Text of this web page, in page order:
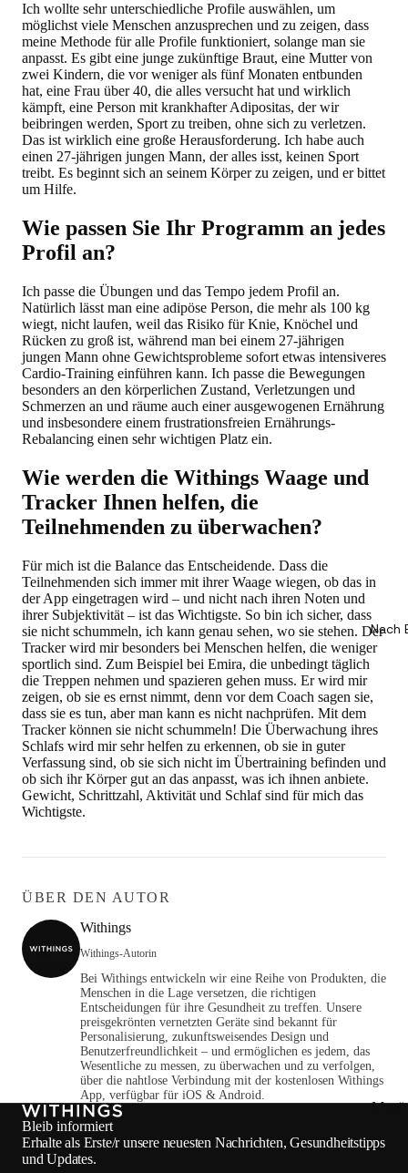
Nach
Menü
Ich wollte sehr unterschiedliche Profile auswählen, um
möglichst viele Menschen anzusprechen und zu zeigen, dass
meine Methode für alle Profile funktioniert, solange man sie
anpasst. Es gibt eine junge zukünftige Braut, eine Mutter von
zwei Kindern, die vor weniger als fünf Monaten entbunden
hat, eine Frau über 40, die alles versucht hat und wirklich
kämpft, eine Person mit krankhafter Adipositas, der wir
beibringen werden, Sport zu treiben, ohne sich zu verletzen.
Das ist wirklich eine große Herausforderung. Ich habe auch
einen 27-jährigen jungen Mann, der alles isst, keinen Sport
treibt. Es beginnt sich an seinem Körper zu zeigen, und er bittet
um Hilfe.
Wie passen Sie Ihr Programm an jedes
Profil an?
Ich passe die Übungen und das Tempo jedem Profil an.
Natürlich lässt man eine adipöse Person, die mehr als 100 kg
wiegt, nicht laufen, weil das Risiko für Knie, Knöchel und
Rücken zu groß ist, während man bei einem 27-jährigen
jungen Mann ohne Gewichtsprobleme sofort etwas intensiveres
Cardio-Training einführen kann. Ich passe die Bewegungen
besonders an den körperlichen Zustand, Verletzungen und
Schmerzen an und räume auch einer ausgewogenen Ernährung
und insbesondere einem frustrationsfreien Ernährungs-
Rebalancing einen sehr wichtigen Platz ein.
Wie werden die Withings Waage und
Tracker Ihnen helfen, die
Teilnehmenden zu überwachen?
Für mich ist die Balance das Entscheidende. Dass die
Teilnehmenden sich immer mit ihrer Waage wiegen, ob das in
der App eingetragen wird – und nicht nach ihren Noten und
ihrer Subjektivität – ist das Wichtigste. So bin ich sicher, dass
sie nicht schummeln, ich kann genau sehen, wo sie stehen. Der
Tracker wird mir besonders bei Menschen helfen, die weniger
sportlich sind. Zum Beispiel bei Emira, die unbedingt täglich
die Treppen nehmen und spazieren gehen muss. Er wird mir
zeigen, ob sie es ernst nimmt, denn vor dem Coach sagen sie,
dass sie es tun, aber man kann es nicht nachprüfen. Mit dem
Tracker können sie nicht schummeln! Die Überwachung ihres
Schlafs wird mir sehr helfen zu erkennen, ob sie in guter
Verfassung sind, ob sie sich nicht im Übertraining befinden und
ob sich ihr Körper gut an das anpasst, was ich ihnen anbiete.
Gewicht, Schrittzahl, Aktivität und Schlaf sind für mich das
Wichtigste.
ÜBER DEN AUTOR
Withings
Withings-Autorin
Bei Withings entwickeln wir eine Reihe von Produkten, die
Menschen in die Lage versetzen, die richtigen
Entscheidungen für ihre Gesundheit zu treffen. Unsere
preisgekrönten vernetzten Geräte sind bekannt für
Personalisierung, zukunftsweisendes Design und
Benutzerfreundlichkeit – und ermöglichen es jedem, das
Wesentliche zu messen, zu überwachen und zu verfolgen,
über die nahtlose Verbindung mit der kostenlosen Withings
App, verfügbar für iOS & Android.
Bleib informiert
Erhalte als Erste/r unsere neuesten Nachrichten, Gesundheitstipps
und Updates.